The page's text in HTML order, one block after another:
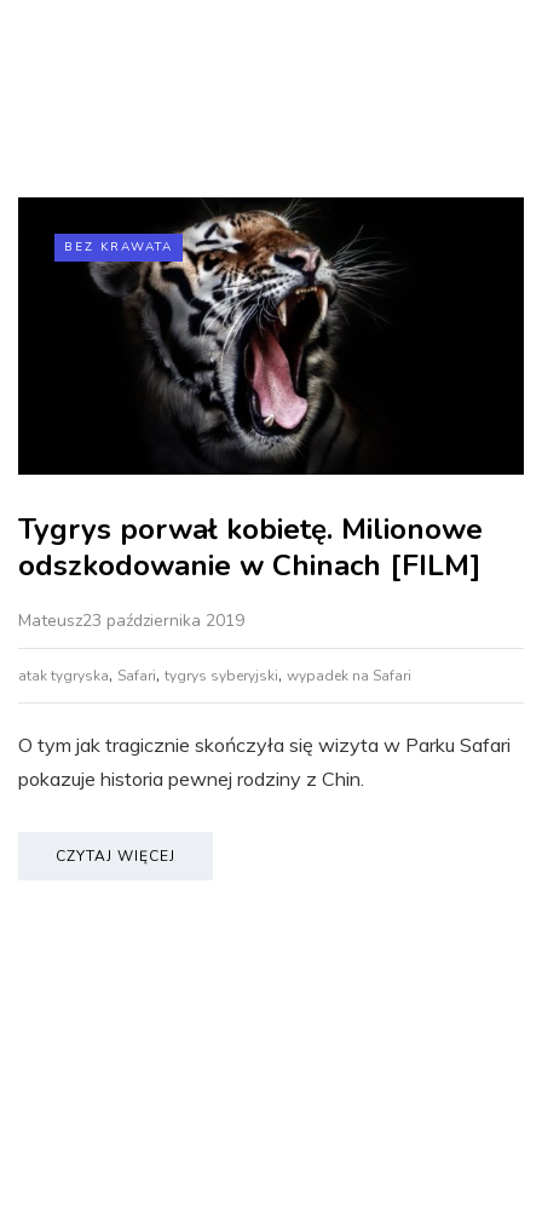
BEZ KRAWATA
Tygrys porwał kobietę. Milionowe
odszkodowanie w Chinach [FILM]
Mateusz23 października 2019
atak tygryska, Safari, tygrys syberyjski, wypadek na Safari
O tym jak tragicznie skończyła się wizyta w Parku Safari
pokazuje historia pewnej rodziny z Chin.
CZYTAJ WIĘCEJ